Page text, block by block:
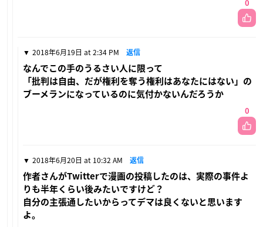
0
2018年6月19日 at 2:34 PM 返信
なんでこの手のうるさい人に限って
「批判は自由、だが権利を奪う権利はあなたにはない」の
ブーメランになっているのに気付かないんだろうか
0
2018年6月20日 at 10:32 AM 返信
作者さんがTwitterで漫画の投稿したのは、実際の事件よ
りも半年くらい後みたいですけど？
自分の主張通したいからってデマは良くないと思います
よ。